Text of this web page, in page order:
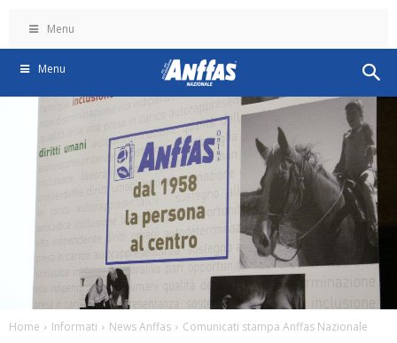
Menu
Menu
Home Informati News Anffas Comunicati stampa Anffas Nazionale